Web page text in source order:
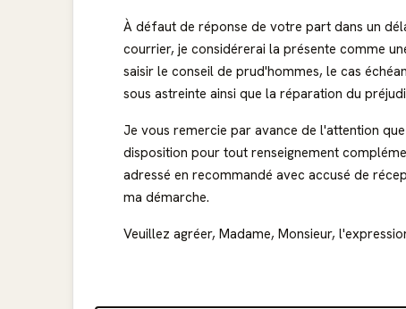
À défaut de réponse de votre part dans un
courrier, je considérerai la présente comme
saisir le conseil de prud'hommes, le cas
sous astreinte ainsi que la réparation du
Je vous remercie par avance de l'attention
disposition pour tout renseignement
adressé en recommandé avec accusé de
ma démarche.
Veuillez agréer, Madame, Monsieur,